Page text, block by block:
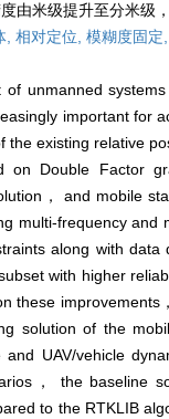
由米级提升至分米级
, 相对定位, 模糊度固定,
of unmanned
important for
the existing relative
on Double Factor
， and mobile
multi-frequency
along with
with higher
these
solution of the
UAV/vehicle
， the baseline
to the RTKLIB